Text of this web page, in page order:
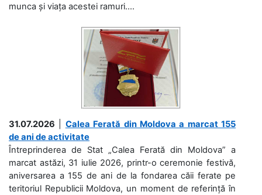
munca și viața acestei ramuri....
31.07.2026
Calea Ferată din Moldova a marcat 155
de ani de activitate
Întreprinderea de Stat „Calea Ferată din Moldova” a
marcat astăzi, 31 iulie 2026, printr-o ceremonie festivă,
aniversarea a 155 de ani de la fondarea căii ferate pe
teritoriul Republicii Moldova, un moment de referință în